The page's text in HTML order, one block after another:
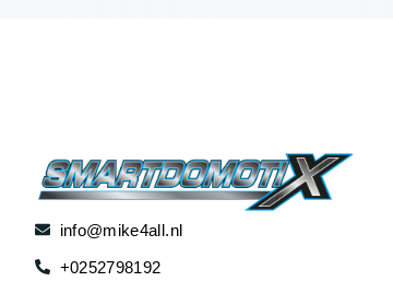
info@mike4all.nl
+0252798192